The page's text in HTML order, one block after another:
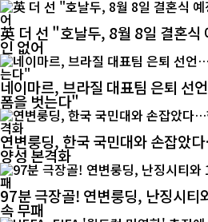
英 더 선 "호날두, 8월 8일 결혼
인 없어
네이마르, 브라질 대표팀 은퇴 선
폼을 벗는다"
연변룽딩, 한국 국민대와 손잡았
양성 본격화
97분 극장골! 연변룽딩, 난징시
속 무패